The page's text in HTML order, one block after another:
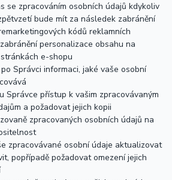
se zpracováním osobních údajů kdykoliv
bude mít za následek zabránění
kódů reklamních
personalizace obsahu na
e-shopu
Správci informaci, jaké vaše osobní
Správce přístup k vašim zpracovávaným
a požadovat jejich kopii
zpracovaných osobních údajů na
zpracovávané osobní údaje aktualizovat
popřípadě požadovat omezení jejich